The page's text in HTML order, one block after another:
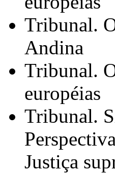
Tribunal.
Andina
Tribunal.
européias
Tribunal.
Justiça